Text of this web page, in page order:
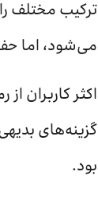
می‌شود، اما
بود.